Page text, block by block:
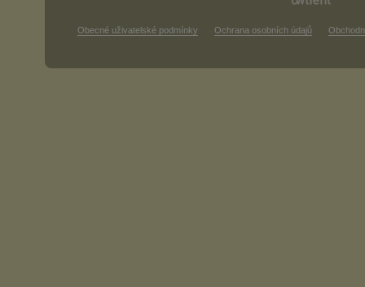
Obecné uživatelské podmínky Ochrana osobních údajů